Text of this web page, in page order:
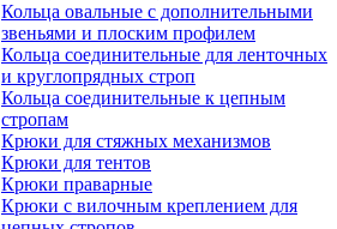
Кольца овальные с дополнительными
звеньями и плоским профилем
Кольца соединительные для ленточных
и круглопрядных строп
Кольца соединительные к цепным
стропам
Крюки для стяжных механизмов
Крюки для тентов
Крюки праварные
Крюки с вилочным креплением для